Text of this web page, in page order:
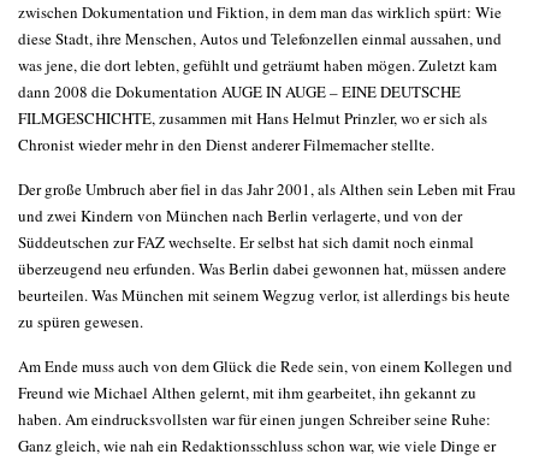
zwischen Dokumentation und Fiktion, in dem man das wirklich spürt: Wie
diese Stadt, ihre Menschen, Autos und Telefonzellen einmal aussahen, und
was jene, die dort lebten, gefühlt und geträumt haben mögen. Zuletzt kam
dann 2008 die Dokumentation AUGE IN AUGE – EINE DEUTSCHE
FILMGESCHICHTE, zusammen mit Hans Helmut Prinzler, wo er sich als
Chronist wieder mehr in den Dienst anderer Filmemacher stellte.
Der große Umbruch aber fiel in das Jahr 2001, als Althen sein Leben mit Frau
und zwei Kindern von München nach Berlin verlagerte, und von der
Süddeutschen zur FAZ wechselte. Er selbst hat sich damit noch einmal
überzeugend neu erfunden. Was Berlin dabei gewonnen hat, müssen andere
beurteilen. Was München mit seinem Wegzug verlor, ist allerdings bis heute
zu spüren gewesen.
Am Ende muss auch von dem Glück die Rede sein, von einem Kollegen und
Freund wie Michael Althen gelernt, mit ihm gearbeitet, ihn gekannt zu
haben. Am eindrucksvollsten war für einen jungen Schreiber seine Ruhe:
Ganz gleich, wie nah ein Redaktionsschluss schon war, wie viele Dinge er